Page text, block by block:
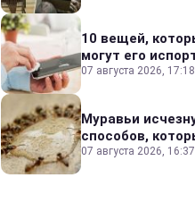
10 вещей,
могут его
07 августа 2026, 17:18
Муравьи
способов,
07 августа 2026, 16:37